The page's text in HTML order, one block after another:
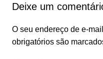
Deixe um
O seu endereço de e-
obrigatórios são